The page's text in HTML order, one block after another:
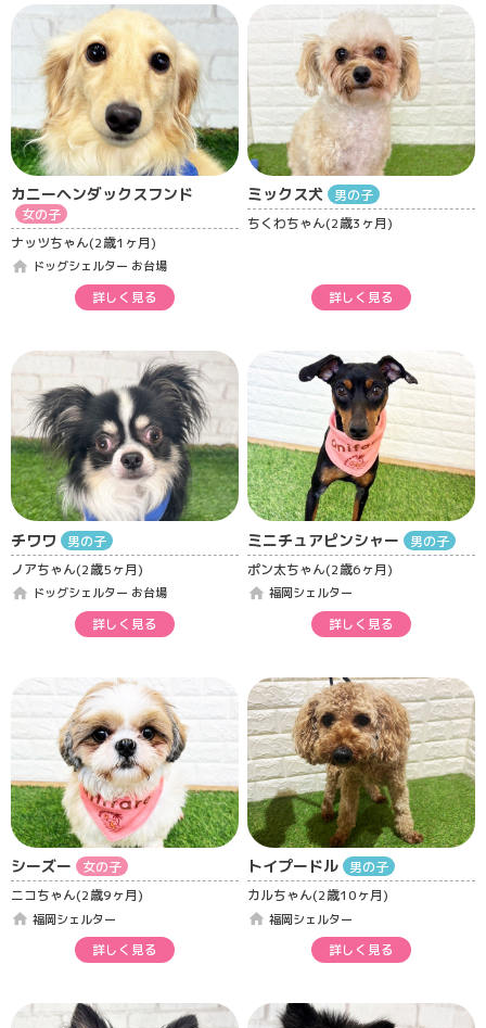
カニーヘンダックスフンド
女の子
ナッツちゃん(2歳1ヶ月)
home ドッグシェルター お台場
詳しく見る
ミックス犬
男の子
ちくわちゃん(2歳3ヶ月)
詳しく見る
チワワ
男の子
ノアちゃん(2歳5ヶ月)
home ドッグシェルター お台場
詳しく見る
ミニチュアピンシャー
男の子
ポン太ちゃん(2歳6ヶ月)
home 福岡シェルター
詳しく見る
シーズー
女の子
ニコちゃん(2歳9ヶ月)
home 福岡シェルター
詳しく見る
トイプードル
男の子
カルちゃん(2歳10ヶ月)
home 福岡シェルター
詳しく見る